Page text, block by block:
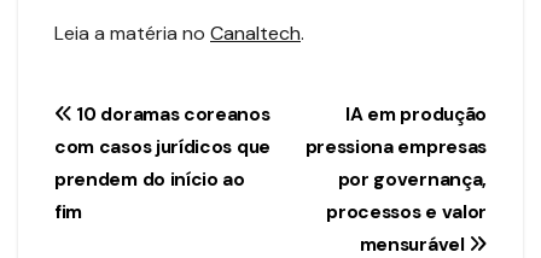
Leia a matéria no Canaltech.
Navegação
de
Post
IA em produção
pressiona empresas
por governança,
processos e valor
mensurável
10 doramas coreanos
com casos jurídicos que
prendem do início ao
fim